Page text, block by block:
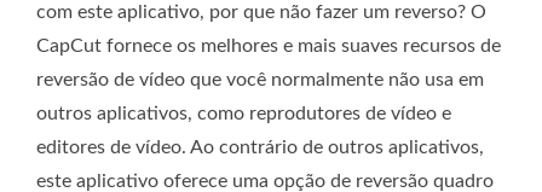
com este aplicativo, por que não fazer um reverso? O
CapCut fornece os melhores e mais suaves recursos de
reversão de vídeo que você normalmente não usa em
outros aplicativos, como reprodutores de vídeo e
editores de vídeo. Ao contrário de outros aplicativos,
este aplicativo oferece uma opção de reversão quadro